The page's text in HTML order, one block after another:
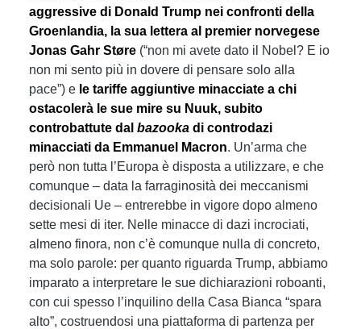
aggressive di Donald Trump nei confronti della
Groenlandia, la sua lettera al premier norvegese
Jonas Gahr Støre (“non mi avete dato il Nobel? E io
non mi sento più in dovere di pensare solo alla
pace”) e le tariffe aggiuntive minacciate a chi
ostacolerà le sue mire su Nuuk, subito
controbattute dal bazooka di controdazi
minacciati da Emmanuel Macron. Un’arma che
però non tutta l’Europa è disposta a utilizzare, e che
comunque – data la farraginosità dei meccanismi
decisionali Ue – entrerebbe in vigore dopo almeno
sette mesi di iter. Nelle minacce di dazi incrociati,
almeno finora, non c’è comunque nulla di concreto,
ma solo parole: per quanto riguarda Trump, abbiamo
imparato a interpretare le sue dichiarazioni roboanti,
con cui spesso l’inquilino della Casa Bianca “spara
alto”, costruendosi una piattaforma di partenza per